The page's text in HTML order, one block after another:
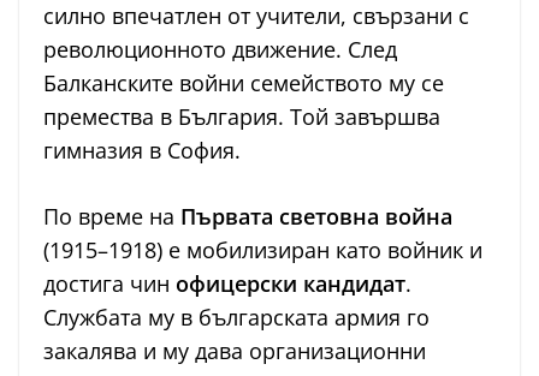
силно впечатлен от учители, свързани с
революционното движение. След
Балканските войни семейството му се
премества в България. Той завършва
гимназия в София.
По време на Първата световна война
(1915–1918) е мобилизиран като войник и
достига чин офицерски кандидат.
Службата му в българската армия го
закалява и му дава организационни